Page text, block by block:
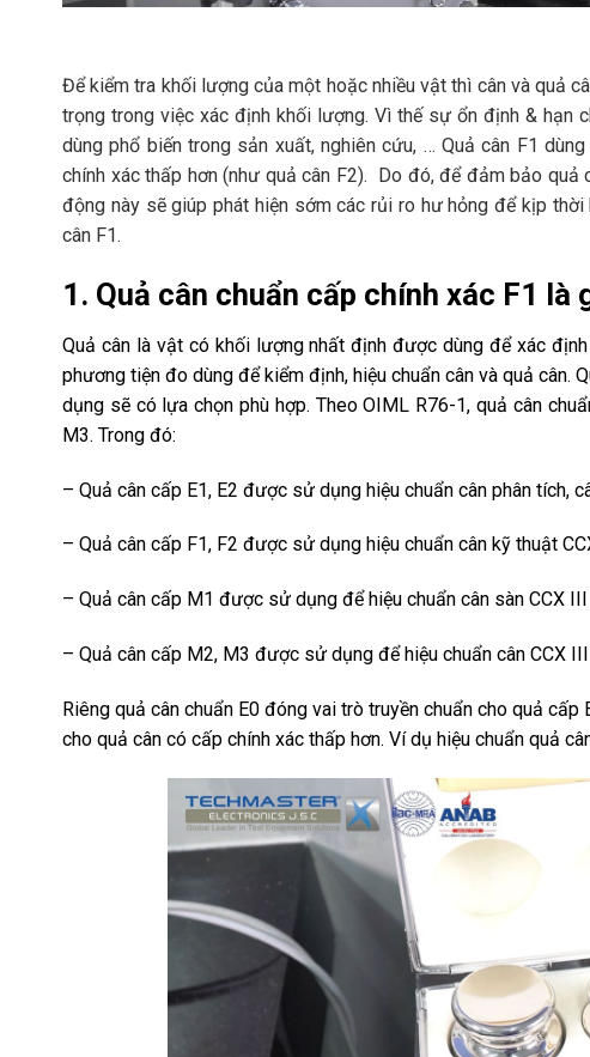
Để kiểm tra khối lượng của một hoặc nhiều vật thì cân và quả
trọng trong việc xác định khối lượng. Vì thế sự ổn định & hạn
dùng phổ biến trong sản xuất, nghiên cứu, … Quả cân F1
chính xác thấp hơn (như quả cân F2). Do đó, để đảm bảo
động này sẽ giúp phát hiện sớm các rủi ro hư hỏng để kịp
cân F1.
1. Quả cân chuẩn cấp chính xác F1 là
Quả cân là vật có khối lượng nhất định được dùng để xác
phương tiện đo dùng để kiểm định, hiệu chuẩn cân và quả cân.
dụng sẽ có lựa chọn phù hợp. Theo OIML R76-1, quả cân
M3. Trong đó:
– Quả cân cấp E1, E2 được sử dụng hiệu chuẩn cân phân tích,
– Quả cân cấp F1, F2 được sử dụng hiệu chuẩn cân kỹ thuật
– Quả cân cấp M1 được sử dụng để hiệu chuẩn cân sàn CCX III
– Quả cân cấp M2, M3 được sử dụng để hiệu chuẩn cân CCX III
Riêng quả cân chuẩn E0 đóng vai trò truyền chuẩn cho quả
cho quả cân có cấp chính xác thấp hơn. Ví dụ hiệu chuẩn quả